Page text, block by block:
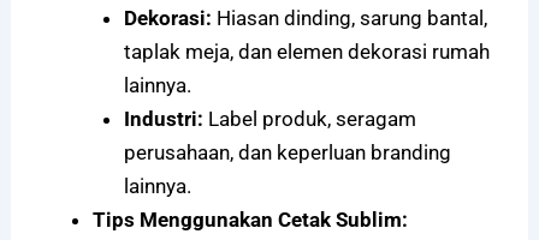
Dekorasi: Hiasan dinding, sarung bantal,
taplak meja, dan elemen dekorasi rumah
lainnya.
Industri: Label produk, seragam
perusahaan, dan keperluan branding
lainnya.
Tips Menggunakan Cetak Sublim: